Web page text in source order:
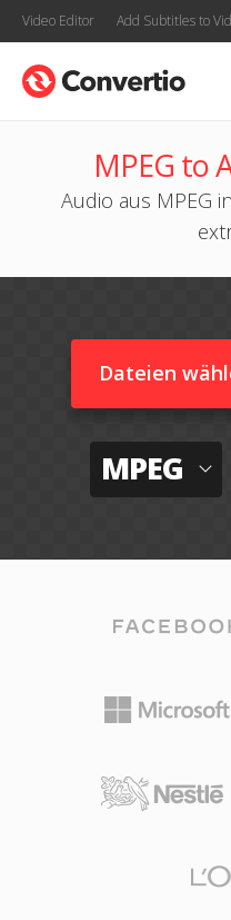
Video Editor Add Subtitles to
MPEG to
Audio aus MPEG
Dateien
MPEG